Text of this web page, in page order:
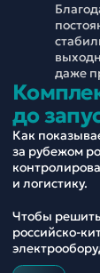
даже
до
Как
за рубежом
и логистику.
Чтобы
российско-